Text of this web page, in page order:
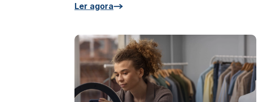
Ler agora